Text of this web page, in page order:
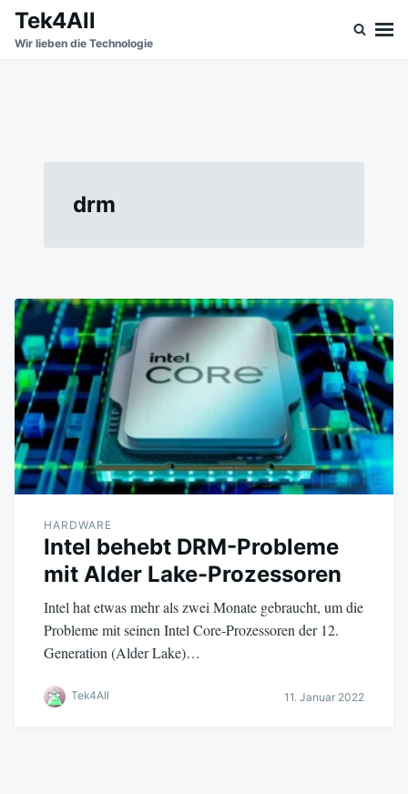
SkipSearch
for:
Tek4All
Wir lieben die Technologie
drm
HARDWARE
Intel behebt DRM-Probleme
mit Alder Lake-Prozessoren
Intel hat etwas mehr als zwei Monate gebraucht, um die
Probleme mit seinen Intel Core-Prozessoren der 12.
Generation (Alder Lake)…
Tek4All 11. Januar 2022